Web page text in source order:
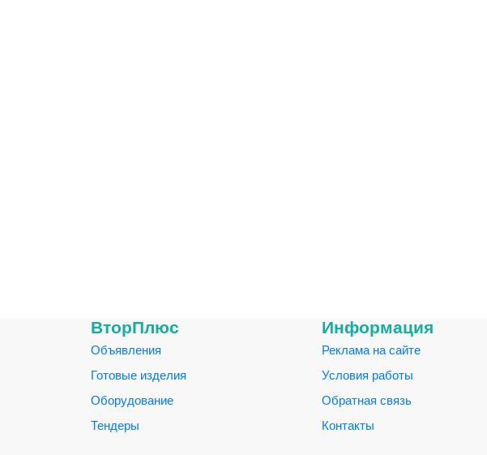
ВторПлюс
Объявления
Готовые изделия
Оборудование
Тендеры
Информация
Реклама на сайте
Условия работы
Обратная связь
Контакты